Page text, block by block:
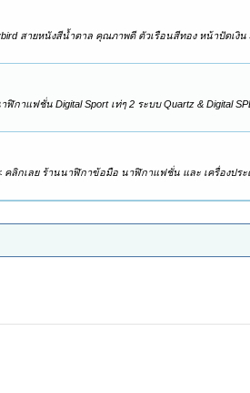
สายหนังสีน้ำตาล คุณภาพดี ตัวเรือนสีทอง หน้าปัดเงิน
กาแฟชั่น Digital Sport เท่ๆ 2 ระบบ Quartz & Digital
คลิกเลย ร้านนาฬิกาข้อมือ นาฬิกาแฟชั่น และ เครื่องปร